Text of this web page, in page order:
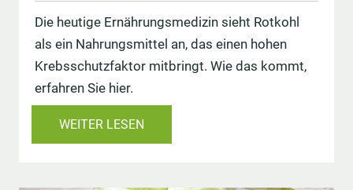
Die heutige Ernährungsmedizin sieht Rotkohl
als ein Nahrungsmittel an, das einen hohen
Krebsschutzfaktor mitbringt. Wie das kommt,
erfahren Sie hier.
WEITER LESEN